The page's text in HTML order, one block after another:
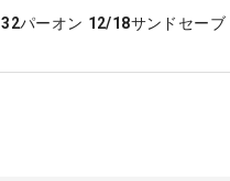
32パーオン 12/18サンドセーブ